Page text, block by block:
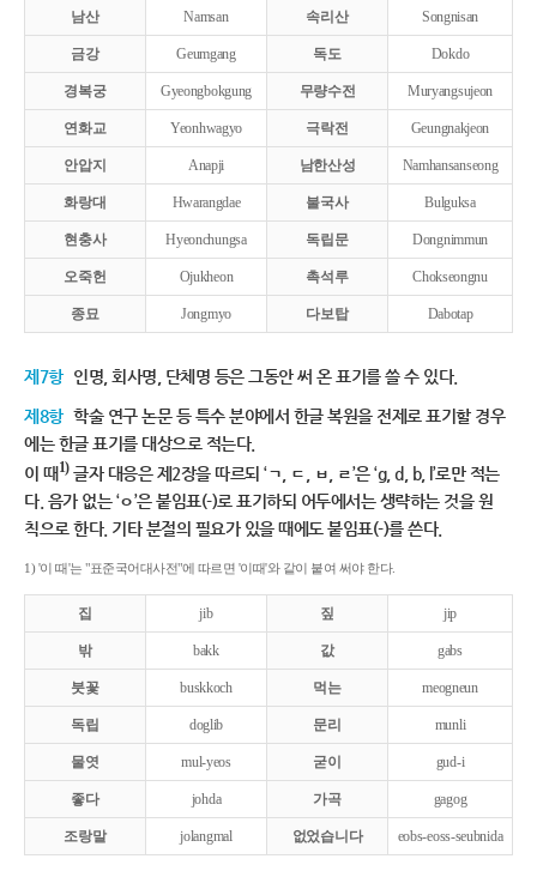
남산 Namsan 속리산 Songnisan
금강 Geumgang 독도 Dokdo
경복궁 Gyeongbokgung 무량수전 Muryangsujeon
연화교 Yeonhwagyo 극락전 Geungnakjeon
안압지 Anapji 남한산성 Namhansanseong
화랑대 Hwarangdae 불국사 Bulguksa
현충사 Hyeonchungsa 독립문 Dongnimmun
오죽헌 Ojukheon 촉석루 Chokseongnu
종묘 Jongmyo 다보탑 Dabotap
제7항 인명, 회사명, 단체명 등은 그동안 써 온 표기를 쓸 수 있다.
제8항 학술 연구 논문 등 특수 분야에서 한글 복원을 전제로 표기할 경우
에는 한글 표기를 대상으로 적는다.
이 때1)글자 대응은 제2장을 따르되 ‘ㄱ, ㄷ, ㅂ, ㄹ’은 ‘g, d, b, l’로만 적는
다. 음가 없는 ‘ㅇ’은 붙임표(-)로 표기하되 어두에서는 생략하는 것을 원
칙으로 한다. 기타 분절의 필요가 있을 때에도 붙임표(-)를 쓴다.
1) '이 때'는 "표준국어대사전"에 따르면 '이때'와 같이 붙여 써야 한다.
집 jib 짚 jip
밖 bakk 값 gabs
붓꽃 buskkoch 먹는 meogneun
독립 doglib 문리 munli
물엿 mul-yeos 굳이 gud-i
좋다 johda 가곡 gagog
조랑말 jolangmal 없었습니다 eobs-eoss-seubnida